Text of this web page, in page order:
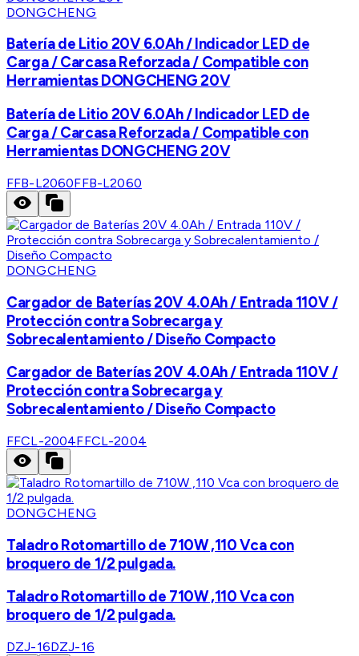
DONGCHENG
Batería de Litio 20V 6.0Ah / Indicador LED de
Carga / Carcasa Reforzada / Compatible con
Herramientas DONGCHENG 20V
Batería de Litio 20V 6.0Ah / Indicador LED de
Carga / Carcasa Reforzada / Compatible con
Herramientas DONGCHENG 20V
FFB-L2060FFB-L2060
DONGCHENG
Cargador de Baterías 20V 4.0Ah / Entrada 110V /
Protección contra Sobrecarga y
Sobrecalentamiento / Diseño Compacto
Cargador de Baterías 20V 4.0Ah / Entrada 110V /
Protección contra Sobrecarga y
Sobrecalentamiento / Diseño Compacto
FFCL-2004FFCL-2004
DONGCHENG
Taladro Rotomartillo de 710W ,110 Vca con
broquero de 1/2 pulgada.
Taladro Rotomartillo de 710W ,110 Vca con
broquero de 1/2 pulgada.
DZJ-16DZJ-16